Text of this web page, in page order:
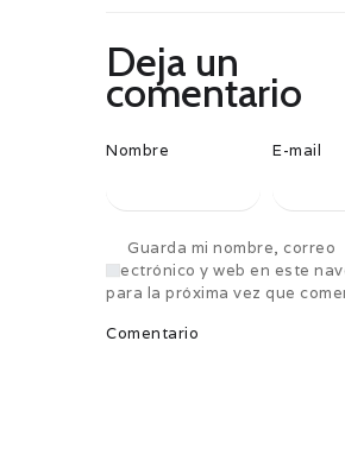
Deja un
comentario
Nombre E-mail
Guarda mi nombre, correo
electrónico y web en este
para la próxima vez que
Comentario